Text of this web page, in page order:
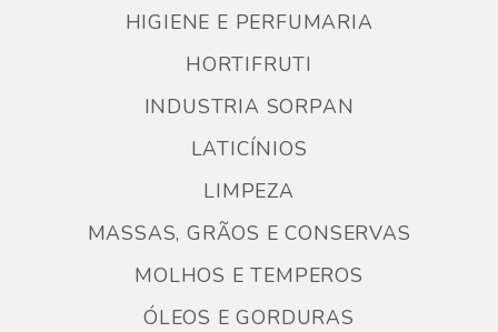
HIGIENE E PERFUMARIA
HORTIFRUTI
INDUSTRIA SORPAN
LATICÍNIOS
LIMPEZA
MASSAS, GRÃOS E CONSERVAS
MOLHOS E TEMPEROS
ÓLEOS E GORDURAS